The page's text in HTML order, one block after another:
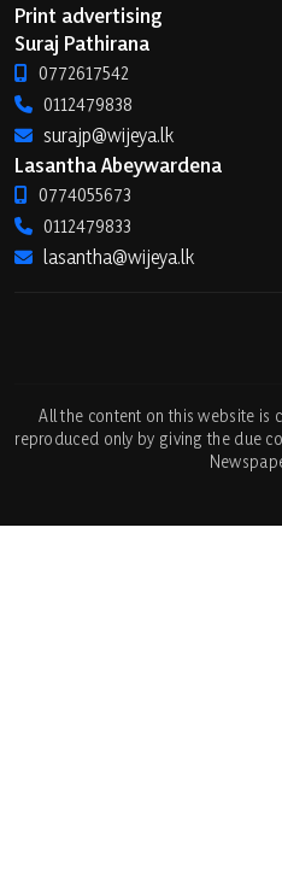
Print advertising
Suraj Pathirana
0772617542
0112479838
surajp@wijeya.lk
Lasantha Abeywardena
0774055673
0112479833
lasantha@wijeya.lk
All the content on this website is
reproduced only by giving the due